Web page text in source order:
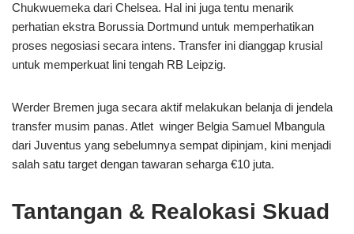
Chukwuemeka dari Chelsea. Hal ini juga tentu menarik
perhatian ekstra Borussia Dortmund untuk memperhatikan
proses negosiasi secara intens. Transfer ini dianggap krusial
untuk memperkuat lini tengah RB Leipzig.
Werder Bremen juga secara aktif melakukan belanja di jendela
transfer musim panas. Atlet winger Belgia Samuel Mbangula
dari Juventus yang sebelumnya sempat dipinjam, kini menjadi
salah satu target dengan tawaran seharga €10 juta.
Tantangan & Realokasi Skuad